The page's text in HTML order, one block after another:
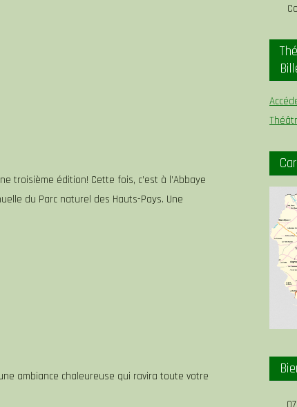
troisième édition! Cette fois, c’est à l’Abbaye
du Parc naturel des Hauts-Pays. Une
ambiance chaleureuse qui ravira toute votre